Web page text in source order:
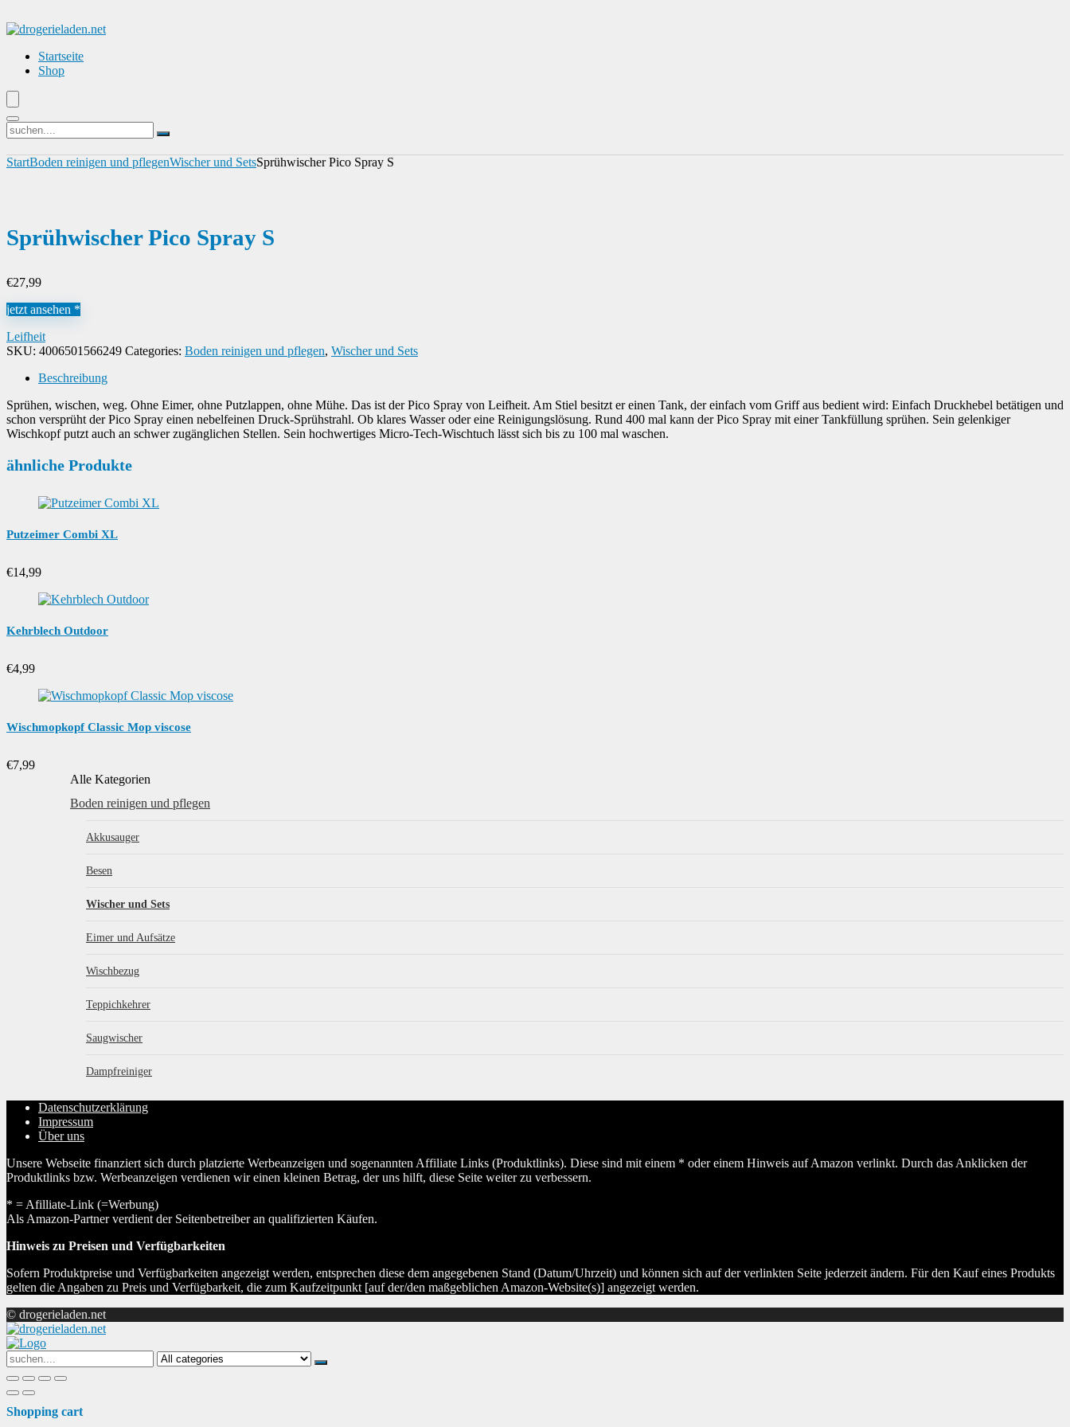
Startseite
Shop
StartBoden reinigen und pflegenWischer und SetsSprühwischer Pico Spray S
Sprühwischer Pico Spray S
€27,99
jetzt ansehen *
Leifheit
SKU: 4006501566249 Categories: Boden reinigen und pflegen, Wischer und Sets
Beschreibung
Sprühen, wischen, weg. Ohne Eimer, ohne Putzlappen, ohne Mühe. Das ist der Pico Spray von Leifheit. Am Stiel besitzt er einen Tank, der einfach vom Griff aus bedient wird: Einfach Druckhebel betätigen und
schon versprüht der Pico Spray einen nebelfeinen Druck-Sprühstrahl. Ob klares Wasser oder eine Reinigungslösung. Rund 400 mal kann der Pico Spray mit einer Tankfüllung sprühen. Sein gelenkiger
Wischkopf putzt auch an schwer zugänglichen Stellen. Sein hochwertiges Micro-Tech-Wischtuch lässt sich bis zu 100 mal waschen.
ähnliche Produkte
Putzeimer Combi XL
€14,99
Kehrblech Outdoor
€4,99
Wischmopkopf Classic Mop viscose
€7,99
Alle Kategorien
Boden reinigen und pflegen
Akkusauger
Besen
Wischer und Sets
Eimer und Aufsätze
Wischbezug
Teppichkehrer
Saugwischer
Dampfreiniger
Datenschutzerklärung
Impressum
Über uns
Unsere Webseite finanziert sich durch platzierte Werbeanzeigen und sogenannten Affiliate Links (Produktlinks). Diese sind mit einem * oder einem Hinweis auf Amazon verlinkt. Durch das Anklicken der
Produktlinks bzw. Werbeanzeigen verdienen wir einen kleinen Betrag, der uns hilft, diese Seite weiter zu verbessern.
* = Afilliate-Link (=Werbung)
Als Amazon-Partner verdient der Seitenbetreiber an qualifizierten Käufen.
Hinweis zu Preisen und Verfügbarkeiten
Sofern Produktpreise und Verfügbarkeiten angezeigt werden, entsprechen diese dem angegebenen Stand (Datum/Uhrzeit) und können sich auf der verlinkten Seite jederzeit ändern. Für den Kauf eines Produkts
gelten die Angaben zu Preis und Verfügbarkeit, die zum Kaufzeitpunkt [auf der/den maßgeblichen Amazon-Website(s)] angezeigt werden.
© drogerieladen.net
Search
for:
Shopping cart